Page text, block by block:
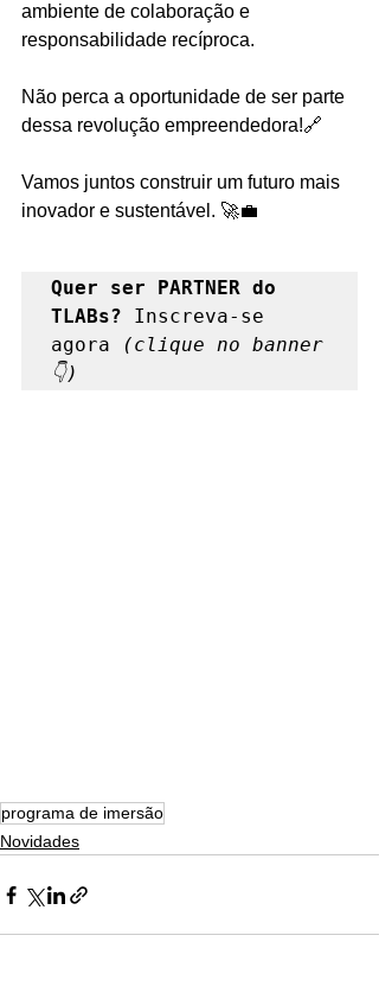
ambiente de colaboração e
responsabilidade recíproca.
Não perca a oportunidade de ser parte
dessa revolução empreendedora!🔗
Vamos juntos construir um futuro mais
inovador e sustentável. 🚀💼
Quer ser PARTNER do
TLABs? Inscreva-se
agora
(clique no banner
👇)
programa de imersão
Novidades